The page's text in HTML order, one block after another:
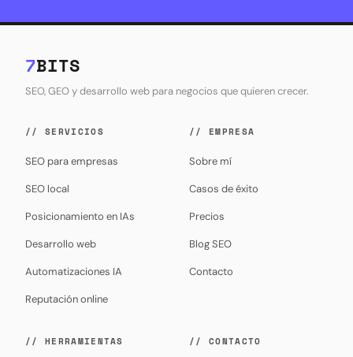
7BITS
SEO, GEO y desarrollo web para negocios que quieren crecer.
// SERVICIOS
SEO para empresas
SEO local
Posicionamiento en IAs
Desarrollo web
Automatizaciones IA
Reputación online
// EMPRESA
Sobre mí
Casos de éxito
Precios
Blog SEO
Contacto
// HERRAMIENTAS // CONTACTO